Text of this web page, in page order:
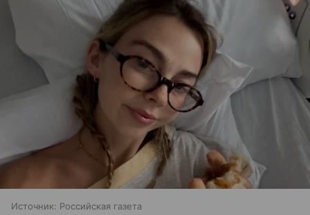
Источник: Российская газета